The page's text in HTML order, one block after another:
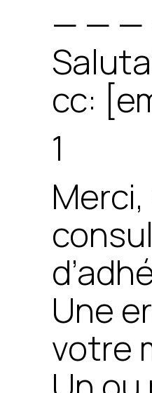
— —
cc:
1
Une
votre